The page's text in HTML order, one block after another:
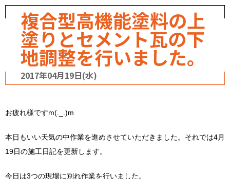
複合型高機能塗料の上
塗りとセメント瓦の下
地調整を行いました。
2017年04月19日(水)
お疲れ様ですm(._.)m
本日もいい天気の中作業を進めさせていただきました。それでは4月
19日の施工日記を更新します。
今日は3つの現場に別れ作業を行いました。